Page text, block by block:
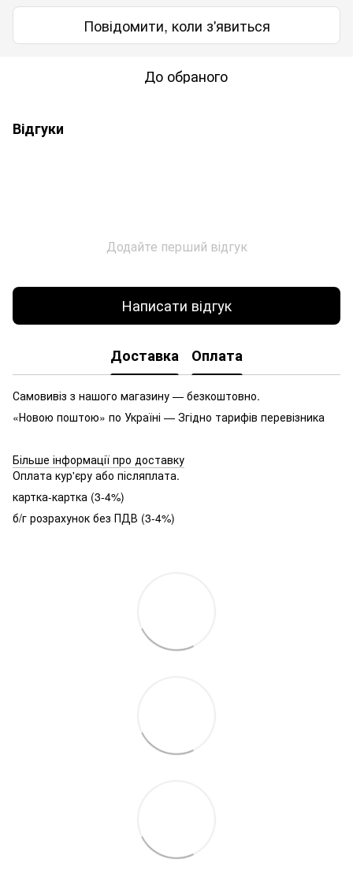
Повідомити, коли з'явиться
До обраного
Відгуки
Додайте перший відгук
Написати відгук
Доставка Оплата
Самовивіз з нашого магазину — безкоштовно.
«Новою поштою» по Україні — Згідно тарифів перевізника
Більше інформації про доставку
Оплата кур'єру або післяплата.
картка-картка (3-4%)
б/г розрахунок без ПДВ (3-4%)